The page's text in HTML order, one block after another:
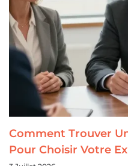
Comment Trouver
Pour Choisir Votre